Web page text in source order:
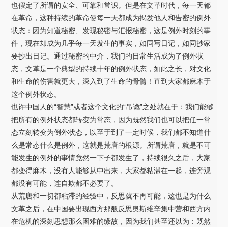
也假定了所谓的安全、可靠和常识。但是在文革时代，每一天都
在革命，这种持续的革命使每一天都成为揭发他人和告密的例外
状态：因为知道秘密、发现秘密与汇报秘密，这是例外时刻的事
件，现在却成为几乎每一天发生的事实，如同写日记，如同抄家
要抄出日记。通过秘密的中介，我们的日常生活成为了例外状
态，文革是一个典型的持续十年的例外状态，如此之长，对文化
和生命的伤害就更大，深入到了生命的骨髓！直到大家都麻木于
这个例外状态。
也许中国人的“智慧”或者这个文化的“吊诡”之处就在于：我们能够
把所有的例外状态都转变为常态，因为既然我们也可以把任一常
态立刻转变为例外状态，以至于到了一定时候，我们都不知道什
么是常态什么是例外，这就是荒唐的根源。所谓荒唐，就是不可
能发生的例外的事情竟然一下子都发生了，持续很久之后，大家
都变得麻木，没有人能够从中出来，大家都粘滞在一起，连旁观
都没有可能，连自欺都不必要了。
从荒唐和一切都粘滞的经验中，反思就不再可能，这也是为什么
文革之后，在中国要出现西方那般反思奥斯维辛集中营和西方内
在危机的深刻思想那么困难的缘故，因为我们甚至还以为：既然